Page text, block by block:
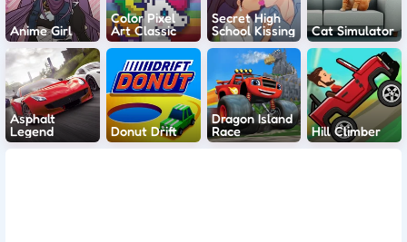
Anime Girl
Color Pixel
Art Classic
Secret High
School Kissing
Cat Simulator
Asphalt
Legend
Donut Drift
Dragon Island
Race
Hill Climber